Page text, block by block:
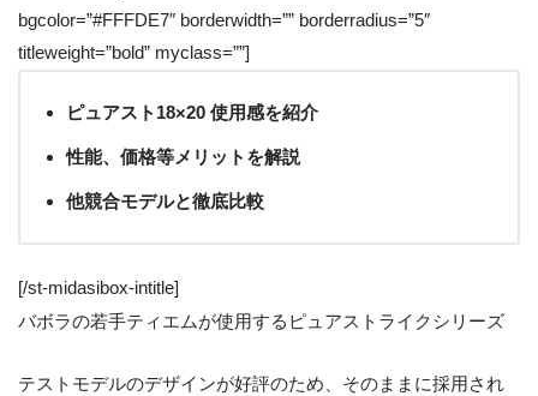
bgcolor=”#FFFDE7″ borderwidth=”” borderradius=”5″
titleweight=”bold” myclass=””]
ピュアスト18×20 使用感を紹介
性能、価格等メリットを解説
他競合モデルと徹底比較
[/st-midasibox-intitle]
バボラの若手ティエムが使用するピュアストライクシリーズ
テストモデルのデザインが好評のため、そのままに採用され